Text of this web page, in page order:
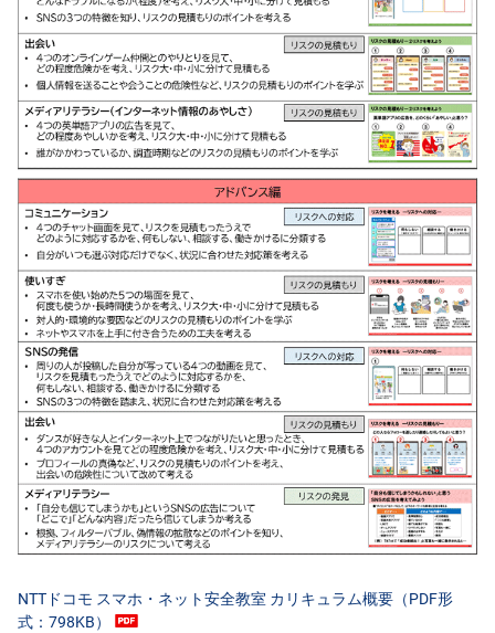
NTTドコモ スマホ・ネット安全教室 カリキュラム概要（PDF形
式：798KB）